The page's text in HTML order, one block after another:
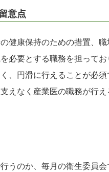
意点
健康保持のための措置、
必要とする職務を担って
、円滑に行えることが必須
えなく産業医の職務が行え
うのか、毎月の衛生委員